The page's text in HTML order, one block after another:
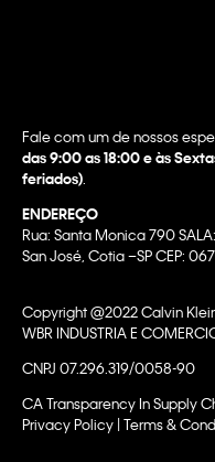
Fale com um de nossos
das 9:00 as 18:00 e às
feriados)
ENDEREÇO
Rua: Santa Monica 790
San José, Cotia –SP CEP:
Copyright @2022 Calvin
WBR INDUSTRIA E
CNPJ 07.296.319/0058-90
CA Transparency In Supply
Privacy Policy | Terms &